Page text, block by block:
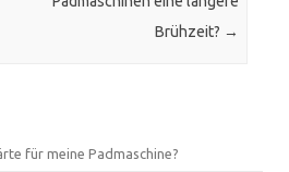
Brühzeit? →
für meine Padmaschine?